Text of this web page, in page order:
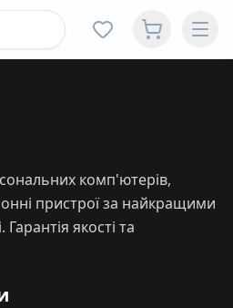
комп'ютерів,
пристрої за найкращими
якості та